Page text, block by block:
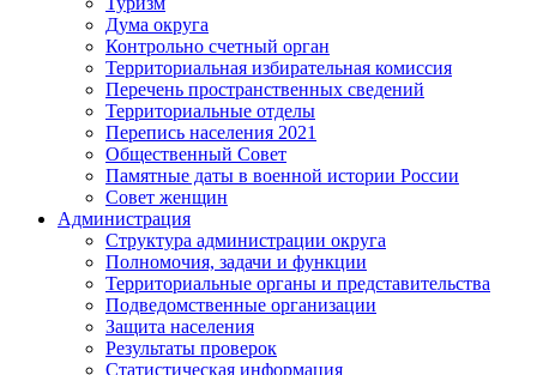
Дума округа
Контрольно счетный орган
Территориальная избирательная комиссия
Перечень пространственных сведений
Территориальные отделы
Перепись населения 2021
Общественный Совет
Памятные даты в военной истории России
Совет женщин
Администрация
Структура администрации округа
Полномочия, задачи и функции
Территориальные органы и представительства
Подведомственные организации
Защита населения
Результаты проверок
Статистическая информация